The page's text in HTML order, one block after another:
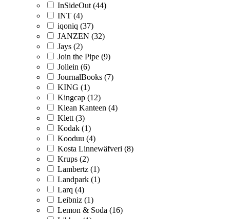
InSideOut (44)
INT (4)
iqoniq (37)
JANZEN (32)
Jays (2)
Join the Pipe (9)
Jollein (6)
JournalBooks (7)
KING (1)
Kingcap (12)
Klean Kanteen (4)
Klett (3)
Kodak (1)
Kooduu (4)
Kosta Linnewäfveri (8)
Krups (2)
Lambertz (1)
Landpark (1)
Larq (4)
Leibniz (1)
Lemon & Soda (16)